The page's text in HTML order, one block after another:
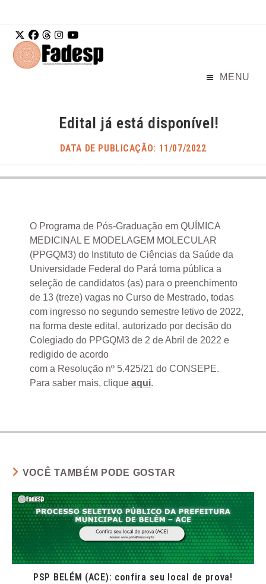
conteúdo
MENU
Edital já está disponível!
DATA DE PUBLICAÇÃO: 11/07/2022
O Programa de Pós-Graduação em QUÍMICA
MEDICINAL E MODELAGEM MOLECULAR
(PPGQM3) do Instituto de Ciências da Saúde da
Universidade Federal do Pará torna pública a
seleção de candidatos (as) para o preenchimento
de 13 (treze) vagas no Curso de Mestrado, todas
com ingresso no segundo semestre letivo de 2022,
na forma deste edital, autorizado por decisão do
Colegiado do PPGQM3 de 2 de Abril de 2022 e
redigido de acordo
com a Resolução nº 5.425/21 do CONSEPE.
Para saber mais, clique aqui.
VOCÊ TAMBÉM PODE GOSTAR
PSP BELÉM (ACE): confira seu local de prova!